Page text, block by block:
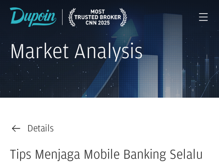
Market Analysis
Details
Tips Menjaga Mobile Banking Selalu